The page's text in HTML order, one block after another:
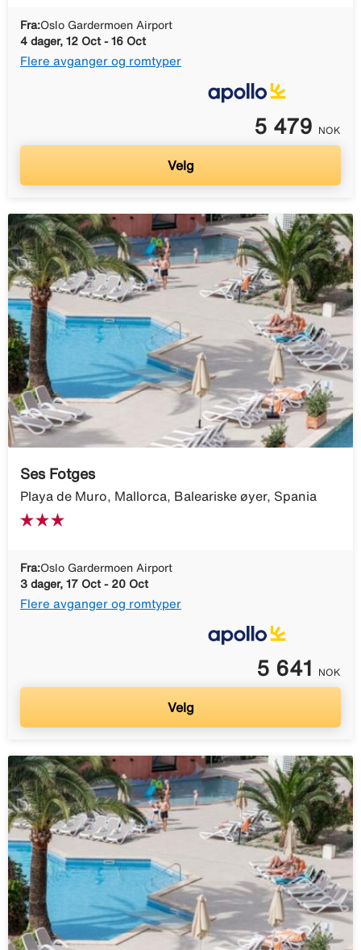
Fra:Oslo Gardermoen Airport
4 dager, 12 Oct - 16 Oct
Flere avganger og romtyper
5 479 NOK
Velg
Ses Fotges
Playa de Muro, Mallorca, Baleariske øyer, Spania
Fra:Oslo Gardermoen Airport
3 dager, 17 Oct - 20 Oct
Flere avganger og romtyper
5 641 NOK
Velg